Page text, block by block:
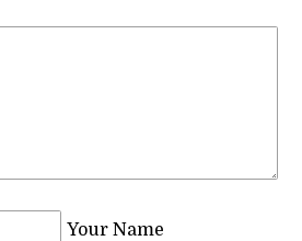
Your Name